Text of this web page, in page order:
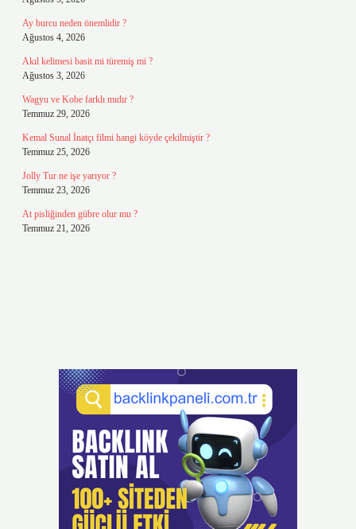
Ay burcu neden önemlidir ?
Ağustos 4, 2026
Akıl kelimesi basit mi türemiş mi ?
Ağustos 3, 2026
Wagyu ve Kobe farklı mıdır ?
Temmuz 29, 2026
Kemal Sunal İnatçı filmi hangi köyde çekilmiştir ?
Temmuz 25, 2026
Jolly Tur ne işe yarıyor ?
Temmuz 23, 2026
At pisliğinden gübre olur mu ?
Temmuz 21, 2026